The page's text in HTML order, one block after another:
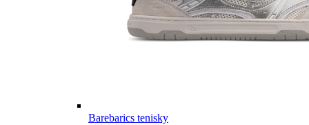
Barebarics tenisky